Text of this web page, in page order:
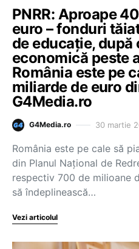
PNRR: Aproape
euro – fonduri
de educație, după
economică peste
România este pe
miliarde de euro
G4Media.ro
G4Media.ro 30 martie
România este pe cale să
din Planul Național de
respectiv 700 de milioane
să îndeplinească…
Vezi articolul